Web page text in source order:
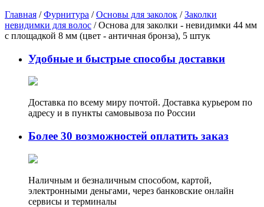
Главная /Фурнитура /Основы для заколок /Заколки
невидимки для волос / Основа для заколки - невидимки 44 мм
с площадкой 8 мм (цвет - античная бронза), 5 штук
Удобные и быстрые способы доставки
Доставка по всему миру почтой. Доставка курьером по
адресу и в пункты самовывоза по России
Более 30 возможностей оплатить заказ
Наличным и безналичным способом, картой,
электронными деньгами, через банковские онлайн
сервисы и терминалы